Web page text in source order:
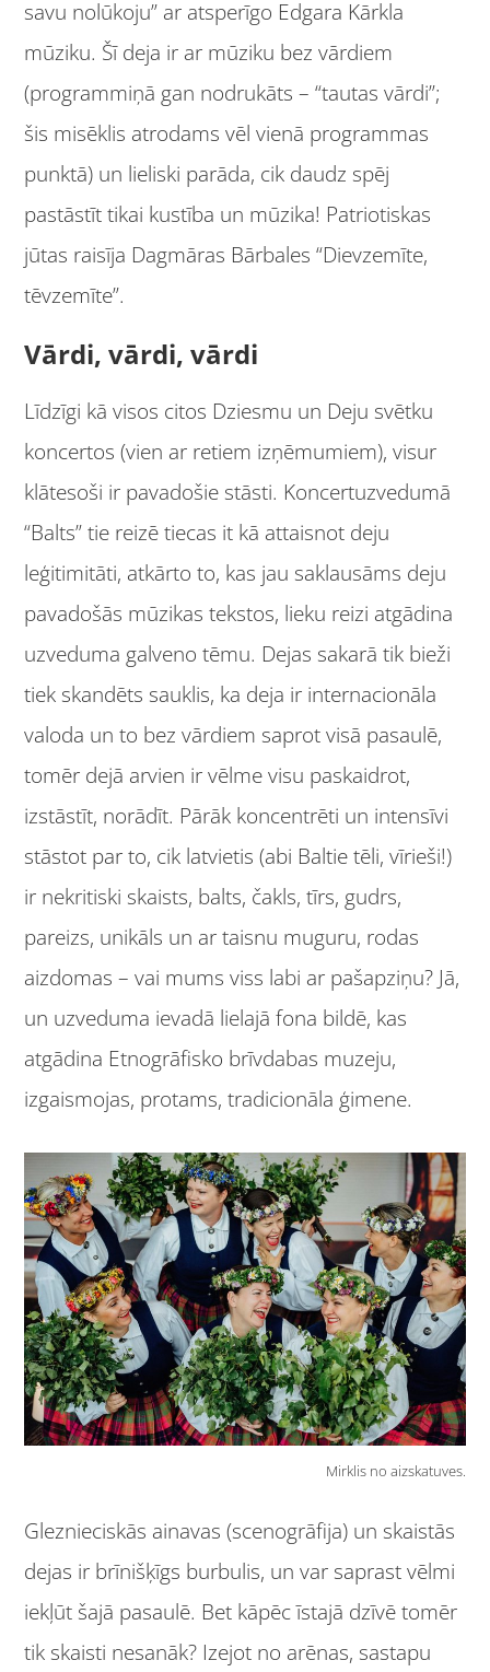
savu nolūkoju” ar atsperīgo Edgara Kārkla
mūziku. Šī deja ir ar mūziku bez vārdiem
(programmiņā gan nodrukāts – “tautas vārdi”;
šis misēklis atrodams vēl vienā programmas
punktā) un lieliski parāda, cik daudz spēj
pastāstīt tikai kustība un mūzika! Patriotiskas
jūtas raisīja Dagmāras Bārbales “Dievzemīte,
tēvzemīte”.
Vārdi, vārdi, vārdi
Līdzīgi kā visos citos Dziesmu un Deju svētku
koncertos (vien ar retiem izņēmumiem), visur
klātesoši ir pavadošie stāsti. Koncertuzvedumā
“Balts” tie reizē tiecas it kā attaisnot deju
leģitimitāti, atkārto to, kas jau saklausāms deju
pavadošās mūzikas tekstos, lieku reizi atgādina
uzveduma galveno tēmu. Dejas sakarā tik bieži
tiek skandēts sauklis, ka deja ir internacionāla
valoda un to bez vārdiem saprot visā pasaulē,
tomēr dejā arvien ir vēlme visu paskaidrot,
izstāstīt, norādīt. Pārāk koncentrēti un intensīvi
stāstot par to, cik latvietis (abi Baltie tēli, vīrieši!)
ir nekritiski skaists, balts, čakls, tīrs, gudrs,
pareizs, unikāls un ar taisnu muguru, rodas
aizdomas – vai mums viss labi ar pašapziņu? Jā,
un uzveduma ievadā lielajā fona bildē, kas
atgādina Etnogrāfisko brīvdabas muzeju,
izgaismojas, protams, tradicionāla ģimene.
Mirklis no aizskatuves.
Gleznieciskās ainavas (scenogrāfija) un skaistās
dejas ir brīnišķīgs burbulis, un var saprast vēlmi
iekļūt šajā pasaulē. Bet kāpēc īstajā dzīvē tomēr
tik skaisti nesanāk? Izejot no arēnas, sastapu